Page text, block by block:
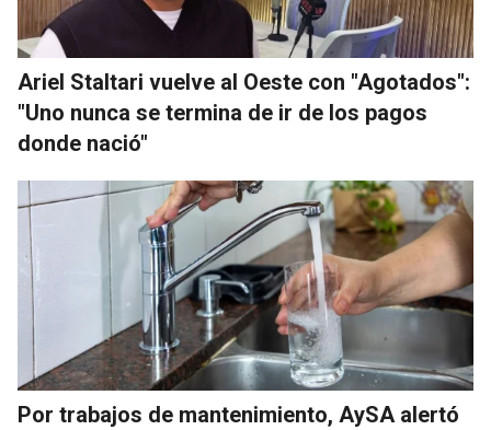
Ariel Staltari vuelve al Oeste con "Agotados":
"Uno nunca se termina de ir de los pagos
donde nació"
Por trabajos de mantenimiento, AySA alertó